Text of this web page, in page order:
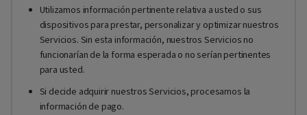
Utilizamos información pertinente relativa a usted o sus
dispositivos para prestar, personalizar y optimizar nuestros
Servicios. Sin esta información, nuestros Servicios no
funcionarían de la forma esperada o no serían pertinentes
para usted.
Si decide adquirir nuestros Servicios, procesamos la
información de pago.